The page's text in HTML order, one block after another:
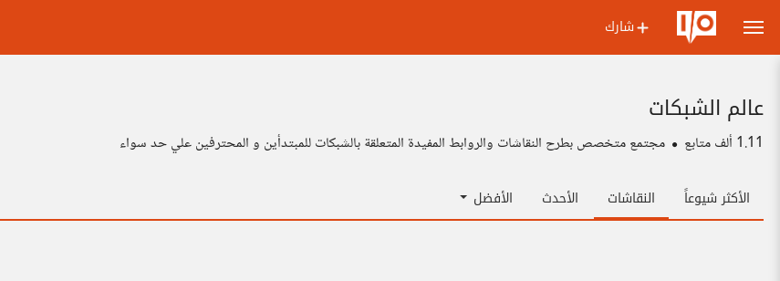
شارك
عالم الشبكات
1.11 ألف متابع مجتمع متخصص بطرح النقاشات والروابط المفيدة المتعلقة بالشبكات للمبتدأين و المحترفين علي حد سواء
الأكثر شيوعاً النقاشات الأحدث الأفضل